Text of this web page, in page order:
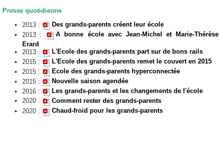
Presse quotidienne
2013 :
Des grands-parents créent leur école
2013 :
A bonne école avec Jean-Michel et Marie-Thérèse
Erard
2013 :
L'Ecole des grands-parents part sur de bons rails
2015 :
L'Ecole des grands-parents remet le couvert en 2015
2015 :
Ecole des grands-parents hyperconnectée
2015 :
Nouvelle saison agendée
2016 :
Les grands-parents et les changements de l'école
2020 :
Comment rester des grands-parents
2020 :
Chaud-froid pour les grands-parents